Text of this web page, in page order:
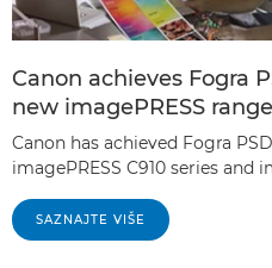
Canon achieves Fogra
new imagePRESS range
Canon has achieved Fogra
imagePRESS C910 series and
SAZNAJTE VIŠE